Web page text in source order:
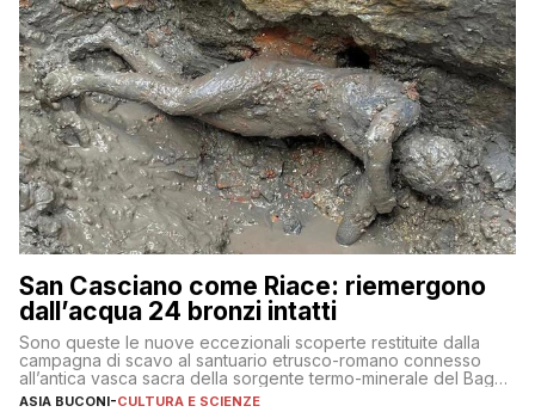
San Casciano come Riace: riemergono
dall’acqua 24 bronzi intatti
Sono queste le nuove eccezionali scoperte restituite dalla
campagna di scavo al santuario etrusco-romano connesso
all’antica vasca sacra della sorgente termo-minerale del Bagno
Grande
ASIA BUCONI-CULTURA E SCIENZE